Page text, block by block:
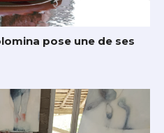
pose une de ses